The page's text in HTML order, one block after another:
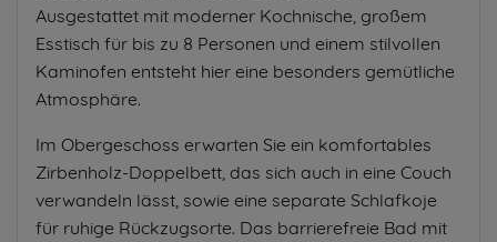
Ausgestattet mit moderner Kochnische, großem
Esstisch für bis zu 8 Personen und einem stilvollen
Kaminofen entsteht hier eine besonders gemütliche
Atmosphäre.
Im Obergeschoss erwarten Sie ein komfortables
Zirbenholz-Doppelbett, das sich auch in eine Couch
verwandeln lässt, sowie eine separate Schlafkoje
für ruhige Rückzugsorte. Das barrierefreie Bad mit